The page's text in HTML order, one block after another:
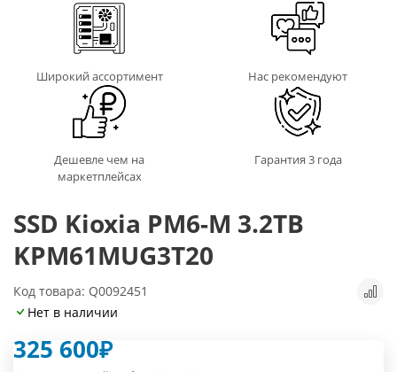
Широкий ассортимент Нас рекомендуют
Дешевле чем на
маркетплейсах
Гарантия 3 года
SSD Kioxia PM6-M 3.2TB
KPM61MUG3T20
Код товара: Q0092451
Нет в наличии
325 600₽